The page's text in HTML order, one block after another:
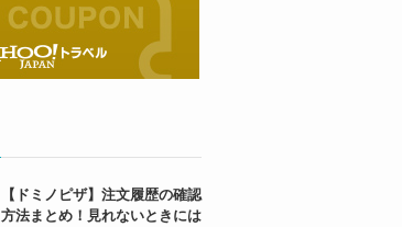
【ドミノピザ】注文履歴の確認
方法まとめ！見れないときには